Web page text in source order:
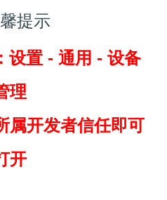
提示
设置 - 通用 - 设备
理
属开发者信任即可
开